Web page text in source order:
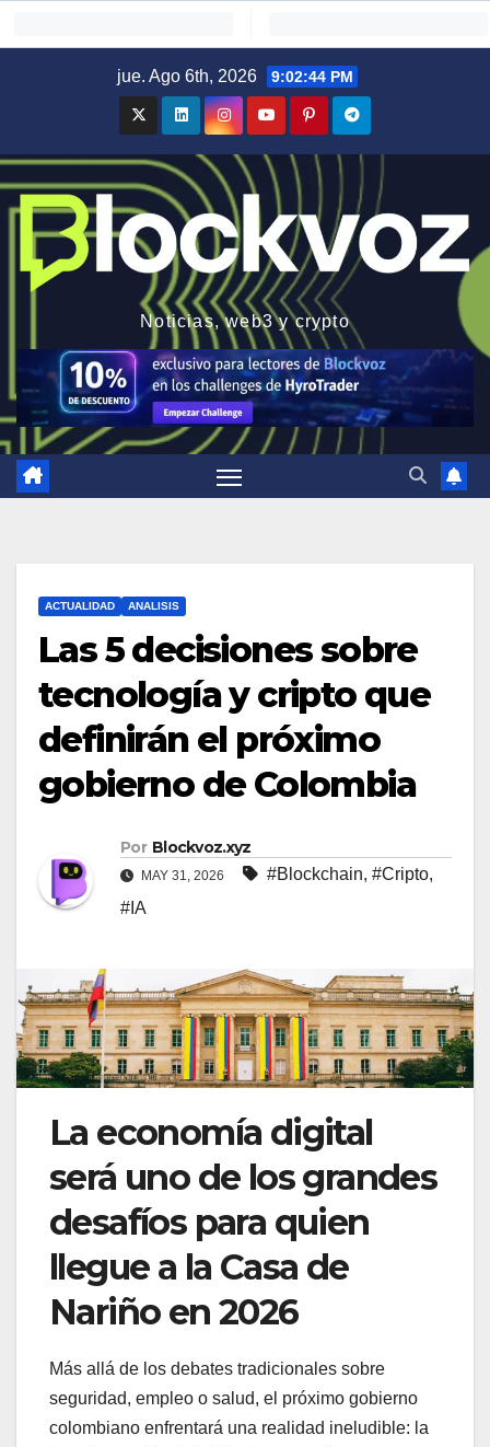
jue. Ago 6th, 2026 9:02:45 PM
Noticias, web3 y crypto
ACTUALIDAD ANALISIS
Las 5 decisiones sobre
tecnología y cripto que
definirán el próximo
gobierno de Colombia
Por Blockvoz.xyz
MAY 31, 2026 #Blockchain, #Cripto,
#IA
La economía digital
será uno de los grandes
desafíos para quien
llegue a la Casa de
Nariño en 2026
Más allá de los debates tradicionales sobre
seguridad, empleo o salud, el próximo gobierno
colombiano enfrentará una realidad ineludible: la